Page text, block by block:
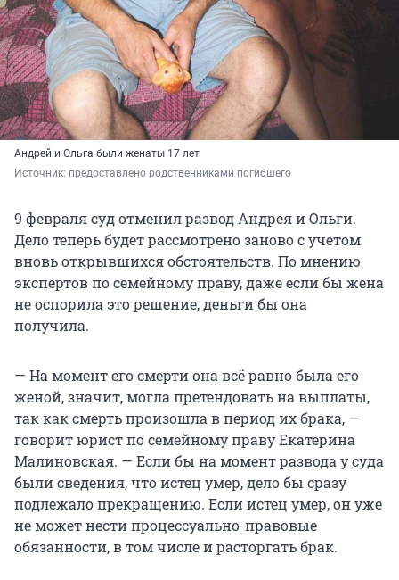
Андрей и Ольга были женаты 17 лет
Источник: предоставлено родственниками погибшего
9 февраля суд отменил развод Андрея и Ольги.
Дело теперь будет рассмотрено заново с учетом
вновь открывшихся обстоятельств. По мнению
экспертов по семейному праву, даже если бы жена
не оспорила это решение, деньги бы она
получила.
— На момент его смерти она всё равно была его
женой, значит, могла претендовать на выплаты,
так как смерть произошла в период их брака, —
говорит юрист по семейному праву Екатерина
Малиновская. — Если бы на момент развода у суда
были сведения, что истец умер, дело бы сразу
подлежало прекращению. Если истец умер, он уже
не может нести процессуально-правовые
обязанности, в том числе и расторгать брак.